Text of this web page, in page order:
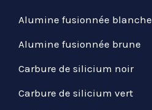
Alumine fusionnée blanche
Alumine fusionnée brune
Carbure de silicium noir
Carbure de silicium vert